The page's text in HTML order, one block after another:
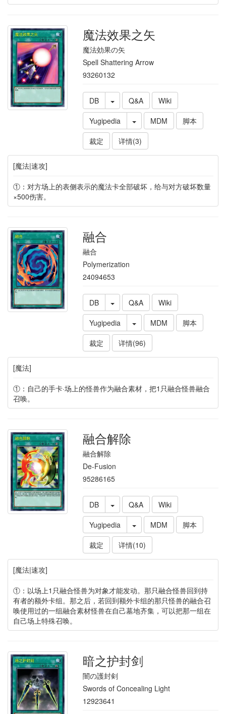
魔法效果之矢
魔法効果の矢
Spell Shattering Arrow
93260132
DB Q&A
Wiki
Yugipedia
MDM
脚本
裁定
详情(3)
[魔法|速攻]
①：对方场上的表侧表示的魔法卡全部破坏，给与对方破坏数量
×500伤害。
融合
融合
Polymerization
24094653
DB Q&A
Wiki
Yugipedia
MDM
脚本
裁定
详情(96)
[魔法]
①：自己的手卡·场上的怪兽作为融合素材，把1只融合怪兽融合
召唤。
融合解除
融合解除
De-Fusion
95286165
DB Q&A
Wiki
Yugipedia
MDM
脚本
裁定
详情(10)
[魔法|速攻]
①：以场上1只融合怪兽为对象才能发动。那只融合怪兽回到持
有者的额外卡组。那之后，若回到额外卡组的那只怪兽的融合召
唤使用过的一组融合素材怪兽在自己墓地齐集，可以把那一组在
自己场上特殊召唤。
暗之护封剑
闇の護封剣
Swords of Concealing Light
12923641